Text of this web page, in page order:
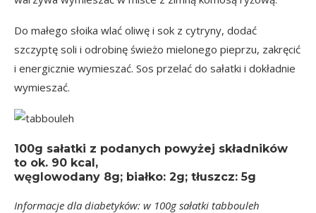
Do małego słoika wlać oliwę i sok z cytryny, dodać
szczyptę soli i odrobinę świeżo mielonego pieprzu, zakręcić
i energicznie wymieszać. Sos przelać do sałatki i dokładnie
wymieszać.
100g sałatki z podanych powyżej składników
to ok. 90 kcal,
węglowodany 8g; białko: 2g; tłuszcz: 5g
Informacje dla diabetyków: w 100g sałatki tabbouleh